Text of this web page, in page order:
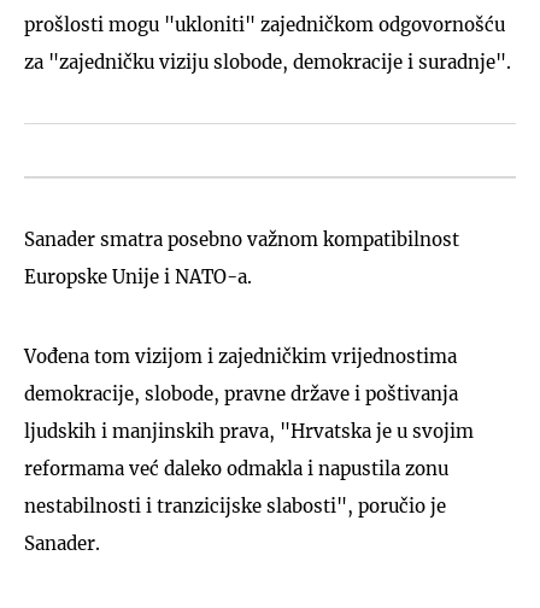
prošlosti mogu "ukloniti" zajedničkom odgovornošću
za "zajedničku viziju slobode, demokracije i suradnje".
Sanader smatra posebno važnom kompatibilnost
Europske Unije i NATO-a.
Vođena tom vizijom i zajedničkim vrijednostima
demokracije, slobode, pravne države i poštivanja
ljudskih i manjinskih prava, "Hrvatska je u svojim
reformama već daleko odmakla i napustila zonu
nestabilnosti i tranzicijske slabosti", poručio je
Sanader.